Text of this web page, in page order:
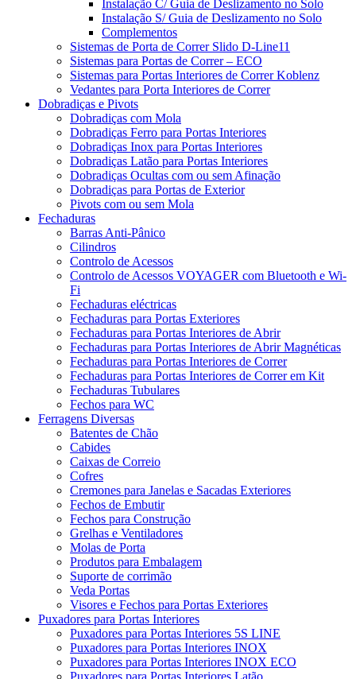
Instalação C/ Guia de Deslizamento no Solo
Instalação S/ Guia de Deslizamento no Solo
Complementos
Sistemas de Porta de Correr Slido D-Line11
Sistemas para Portas de Correr – ECO
Sistemas para Portas Interiores de Correr Koblenz
Vedantes para Porta Interiores de Correr
Dobradiças e Pivots
Dobradiças com Mola
Dobradiças Ferro para Portas Interiores
Dobradiças Inox para Portas Interiores
Dobradiças Latão para Portas Interiores
Dobradiças Ocultas com ou sem Afinação
Dobradiças para Portas de Exterior
Pivots com ou sem Mola
Fechaduras
Barras Anti-Pânico
Cilindros
Controlo de Acessos
Controlo de Acessos VOYAGER com Bluetooth e Wi-
Fi
Fechaduras eléctricas
Fechaduras para Portas Exteriores
Fechaduras para Portas Interiores de Abrir
Fechaduras para Portas Interiores de Abrir Magnéticas
Fechaduras para Portas Interiores de Correr
Fechaduras para Portas Interiores de Correr em Kit
Fechaduras Tubulares
Fechos para WC
Ferragens Diversas
Batentes de Chão
Cabides
Caixas de Correio
Cofres
Cremones para Janelas e Sacadas Exteriores
Fechos de Embutir
Fechos para Construção
Grelhas e Ventiladores
Molas de Porta
Produtos para Embalagem
Suporte de corrimão
Veda Portas
Visores e Fechos para Portas Exteriores
Puxadores para Portas Interiores
Puxadores para Portas Interiores 5S LINE
Puxadores para Portas Interiores INOX
Puxadores para Portas Interiores INOX ECO